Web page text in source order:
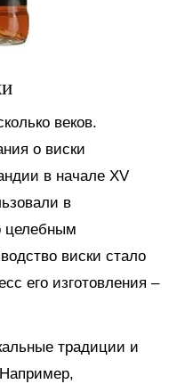
веков.
о виски
в начале XV
в
целебным
виски стало
его изготовления –
традиции и